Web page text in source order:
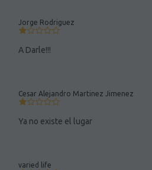
Jorge Rodriguez
A Darle!!!
Cesar Alejandro Martinez Jimenez
Ya no existe el lugar
varied life